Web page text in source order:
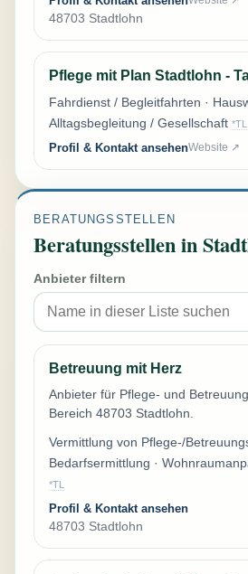
48703 Stadtlohn
Pflege mit Plan Stadtlohn -
Fahrdienst / Begleitfahrten ·
Alltagsbegleitung / Gesellschaft *TL
Profil & Kontakt ansehenWebsite ↗
BERATUNGSSTELLEN
Beratungsstellen in
Anbieter filtern
Betreuung mit Herz
Anbieter für Pflege- und
Bereich 48703 Stadtlohn.
Vermittlung von Pflege-/
Bedarfsermittlung ·
*TL
Profil & Kontakt ansehen
48703 Stadtlohn